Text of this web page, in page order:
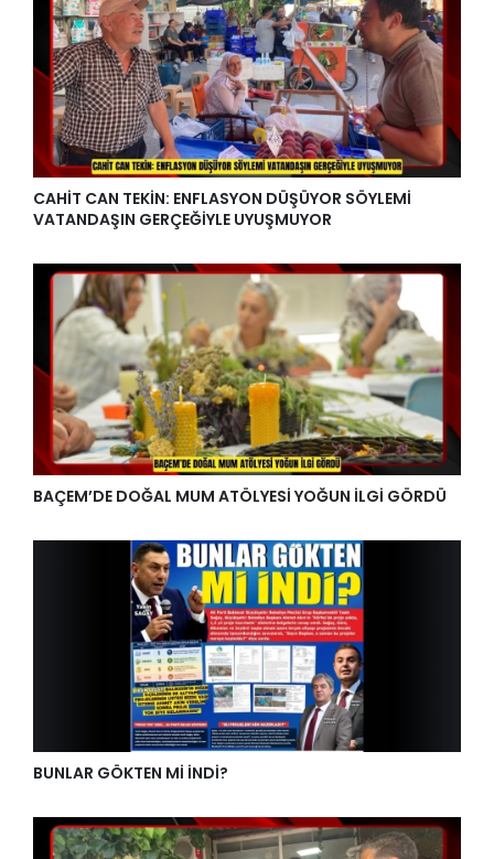
CAHİT CAN TEKİN: ENFLASYON DÜŞÜYOR SÖYLEMİ
VATANDAŞIN GERÇEĞİYLE UYUŞMUYOR
BAÇEM’DE DOĞAL MUM ATÖLYESİ YOĞUN İLGİ GÖRDÜ
BUNLAR GÖKTEN Mİ İNDİ?